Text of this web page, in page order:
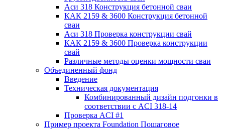
Аси 318 Конструкция бетонной сваи
КАК 2159 & 3600 Конструкция бетонной
сваи
Аси 318 Проверка конструкции свай
КАК 2159 & 3600 Проверка конструкции
свай
Различные методы оценки мощности сваи
Объединенный фонд
Введение
Техническая документация
Комбинированный дизайн подгонки в
соответствии с ACI 318-14
Проверка ACI #1
Пример проекта Foundation Пошаговое